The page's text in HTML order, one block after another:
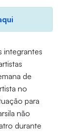
integrantes
de
no
para
não
durante